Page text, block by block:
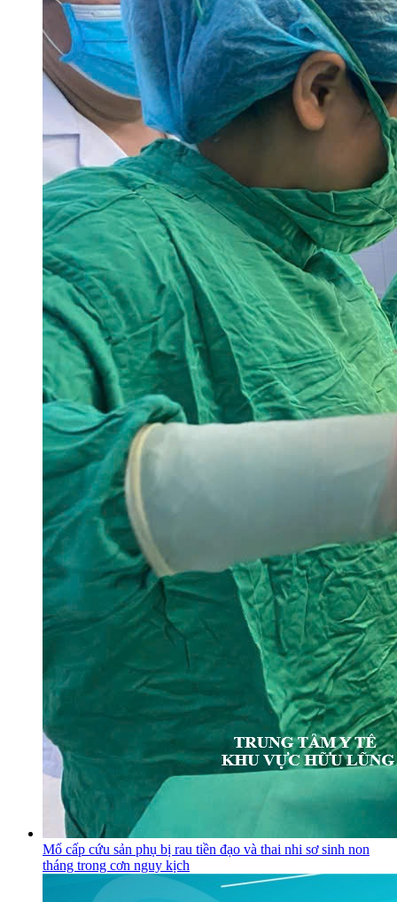
Mổ cấp cứu sản phụ bị rau tiền đạo và thai nhi sơ sinh non
tháng trong cơn nguy kịch